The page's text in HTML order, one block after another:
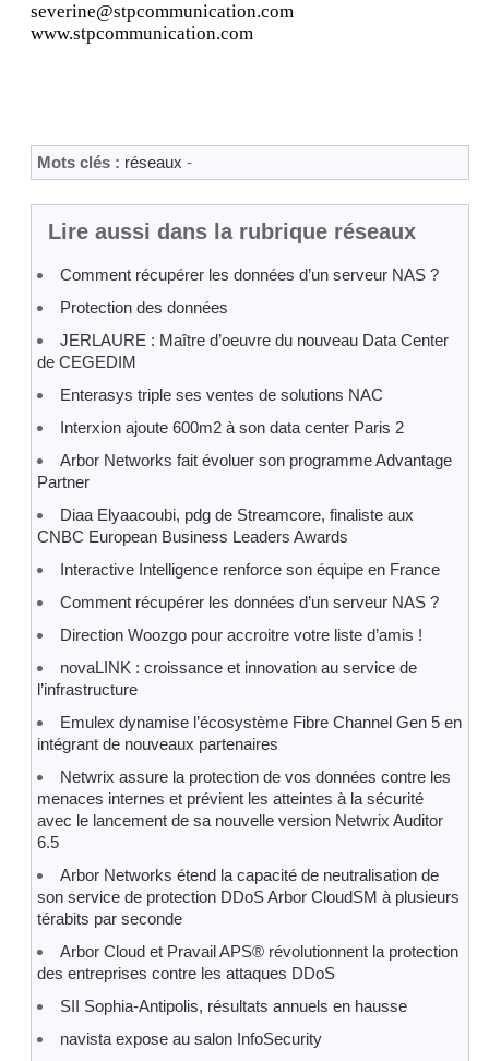
severine@stpcommunication.com
www.stpcommunication.com
Mots clés : réseaux -
Lire aussi dans la rubrique réseaux
Comment récupérer les données d’un serveur NAS ?
Protection des données
JERLAURE : Maître d’oeuvre du nouveau Data Center
de CEGEDIM
Enterasys triple ses ventes de solutions NAC
Interxion ajoute 600m2 à son data center Paris 2
Arbor Networks fait évoluer son programme Advantage
Partner
Diaa Elyaacoubi, pdg de Streamcore, finaliste aux
CNBC European Business Leaders Awards
Interactive Intelligence renforce son équipe en France
Comment récupérer les données d’un serveur NAS ?
Direction Woozgo pour accroitre votre liste d’amis !
novaLINK : croissance et innovation au service de
l’infrastructure
Emulex dynamise l’écosystème Fibre Channel Gen 5 en
intégrant de nouveaux partenaires
Netwrix assure la protection de vos données contre les
menaces internes et prévient les atteintes à la sécurité
avec le lancement de sa nouvelle version Netwrix Auditor
6.5
Arbor Networks étend la capacité de neutralisation de
son service de protection DDoS Arbor CloudSM à plusieurs
térabits par seconde
Arbor Cloud et Pravail APS® révolutionnent la protection
des entreprises contre les attaques DDoS
SII Sophia-Antipolis, résultats annuels en hausse
navista expose au salon InfoSecurity